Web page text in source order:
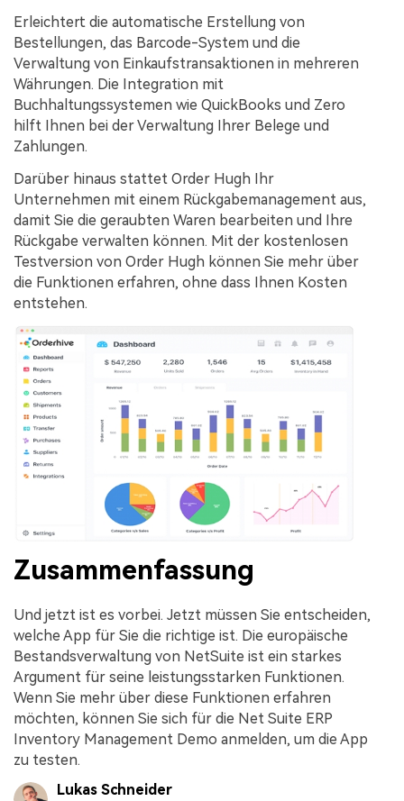
Erleichtert die automatische Erstellung von
Bestellungen, das Barcode-System und die
Verwaltung von Einkaufstransaktionen in mehreren
Währungen. Die Integration mit
Buchhaltungssystemen wie QuickBooks und Zero
hilft Ihnen bei der Verwaltung Ihrer Belege und
Zahlungen.
Darüber hinaus stattet Order Hugh Ihr
Unternehmen mit einem Rückgabemanagement aus,
damit Sie die geraubten Waren bearbeiten und Ihre
Rückgabe verwalten können. Mit der kostenlosen
Testversion von Order Hugh können Sie mehr über
die Funktionen erfahren, ohne dass Ihnen Kosten
entstehen.
Zusammenfassung
Und jetzt ist es vorbei. Jetzt müssen Sie entscheiden,
welche App für Sie die richtige ist. Die europäische
Bestandsverwaltung von NetSuite ist ein starkes
Argument für seine leistungsstarken Funktionen.
Wenn Sie mehr über diese Funktionen erfahren
möchten, können Sie sich für die Net Suite ERP
Inventory Management Demo anmelden, um die App
zu testen.
Lukas Schneider